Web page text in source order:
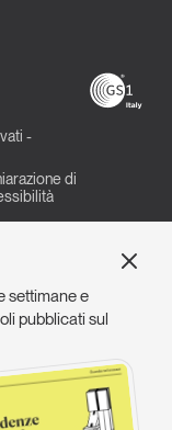
settimane e
pubblicati sul
-
di